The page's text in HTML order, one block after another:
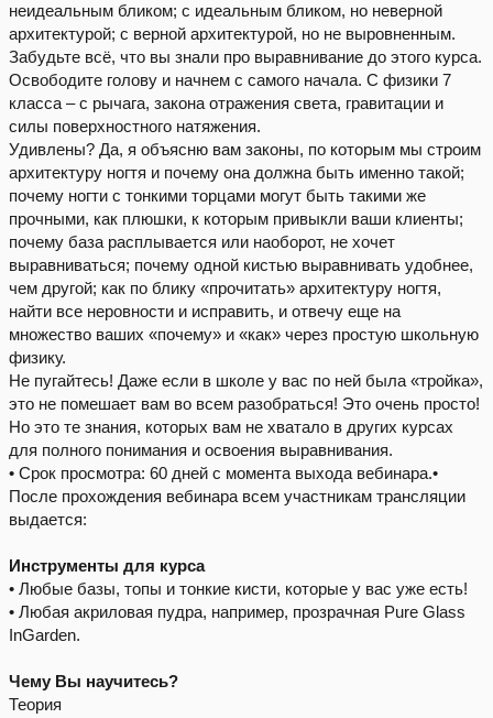
неидеальным бликом; с идеальным бликом, но неверной
архитектурой; с верной архитектурой, но не выровненным.
Забудьте всё, что вы знали про выравнивание до этого курса.
Освободите голову и начнем с самого начала. С физики 7
класса – с рычага, закона отражения света, гравитации и
силы поверхностного натяжения.
Удивлены? Да, я объясню вам законы, по которым мы строим
архитектуру ногтя и почему она должна быть именно такой;
почему ногти с тонкими торцами могут быть такими же
прочными, как плюшки, к которым привыкли ваши клиенты;
почему база расплывается или наоборот, не хочет
выравниваться; почему одной кистью выравнивать удобнее,
чем другой; как по блику «прочитать» архитектуру ногтя,
найти все неровности и исправить, и отвечу еще на
множество ваших «почему» и «как» через простую школьную
физику.
Не пугайтесь! Даже если в школе у вас по ней была «тройка»,
это не помешает вам во всем разобраться! Это очень просто!
Но это те знания, которых вам не хватало в других курсах
для полного понимания и освоения выравнивания.
• Срок просмотра: 60 дней с момента выхода вебинара.•
После прохождения вебинара всем участникам трансляции
выдается:
Инструменты для курса
• Любые базы, топы и тонкие кисти, которые у вас уже есть!
• Любая акриловая пудра, например, прозрачная Pure Glass
InGarden.
Чему Вы научитесь?
Теория